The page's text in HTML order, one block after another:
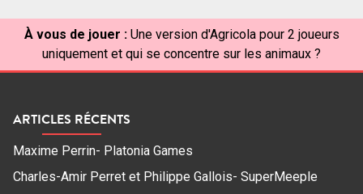
À vous de jouer : Une version d'Agricola pour 2 joueurs
uniquement et qui se concentre sur les animaux ?
ARTICLES RÉCENTS
Maxime Perrin- Platonia Games
Charles-Amir Perret et Philippe Gallois- SuperMeeple